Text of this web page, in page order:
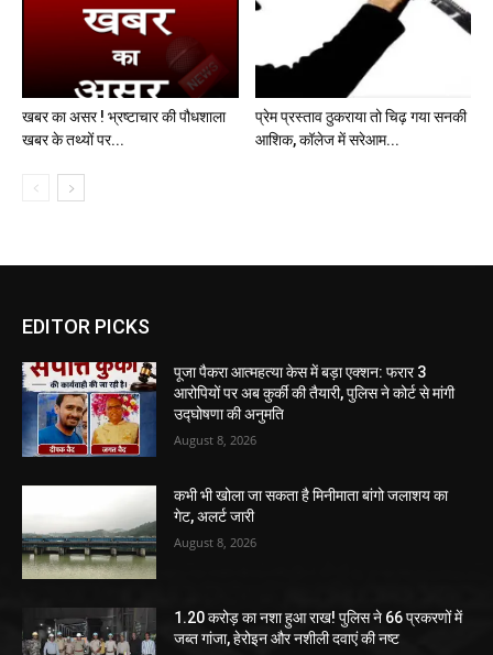
खबर का असर ! भ्रष्टाचार की पौधशाला
खबर के तथ्यों पर...
प्रेम प्रस्ताव ठुकराया तो चिढ़ गया सनकी
आशिक, कॉलेज में सरेआम...
EDITOR PICKS
पूजा पैकरा आत्महत्या केस में बड़ा एक्शन: फरार 3
आरोपियों पर अब कुर्की की तैयारी, पुलिस ने कोर्ट से मांगी
उद्घोषणा की अनुमति
August 8, 2026
कभी भी खोला जा सकता है मिनीमाता बांगो जलाशय का
गेट, अलर्ट जारी
August 8, 2026
1.20 करोड़ का नशा हुआ राख! पुलिस ने 66 प्रकरणों में
जब्त गांजा, हेरोइन और नशीली दवाएं की नष्ट